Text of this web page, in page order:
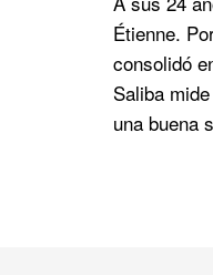
Étienne.
consolidó
Saliba
una buena